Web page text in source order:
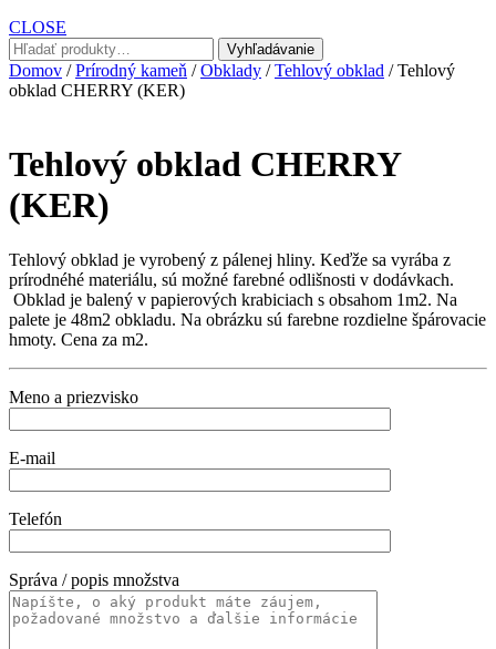
CLOSE
Hľadať:
Vyhľadávanie
Domov /Prírodný kameň /Obklady /Tehlový obklad / Tehlový
obklad CHERRY (KER)
Tehlový obklad CHERRY
(KER)
Tehlový obklad je vyrobený z pálenej hliny. Keďže sa vyrába z
prírodnéhé materiálu, sú možné farebné odlišnosti v dodávkach.
Obklad je balený v papierových krabiciach s obsahom 1m2. Na
palete je 48m2 obkladu. Na obrázku sú farebne rozdielne špárovacie
hmoty. Cena za m2.
Meno a priezvisko
E-mail
Telefón
Správa / popis množstva